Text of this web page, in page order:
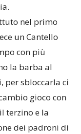
nel primo
un Cantello
con più
la barba al
per sbloccarla ci
gioco con
terzino e la
dei padroni di